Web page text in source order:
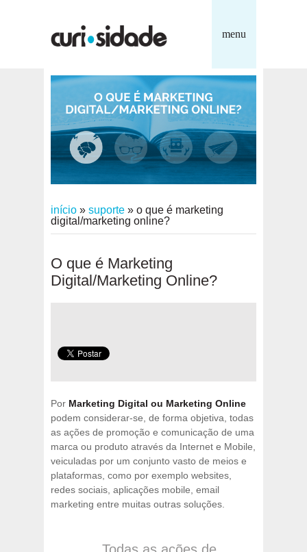
menu
início » suporte » o que é marketing
digital/marketing online?
O que é Marketing
Digital/Marketing Online?
Por Marketing Digital ou Marketing Online
podem considerar-se, de forma objetiva, todas
as ações de promoção e comunicação de uma
marca ou produto através da Internet e Mobile,
veiculadas por um conjunto vasto de meios e
plataformas, como por exemplo websites,
redes sociais, aplicações mobile, email
marketing entre muitas outras soluções.